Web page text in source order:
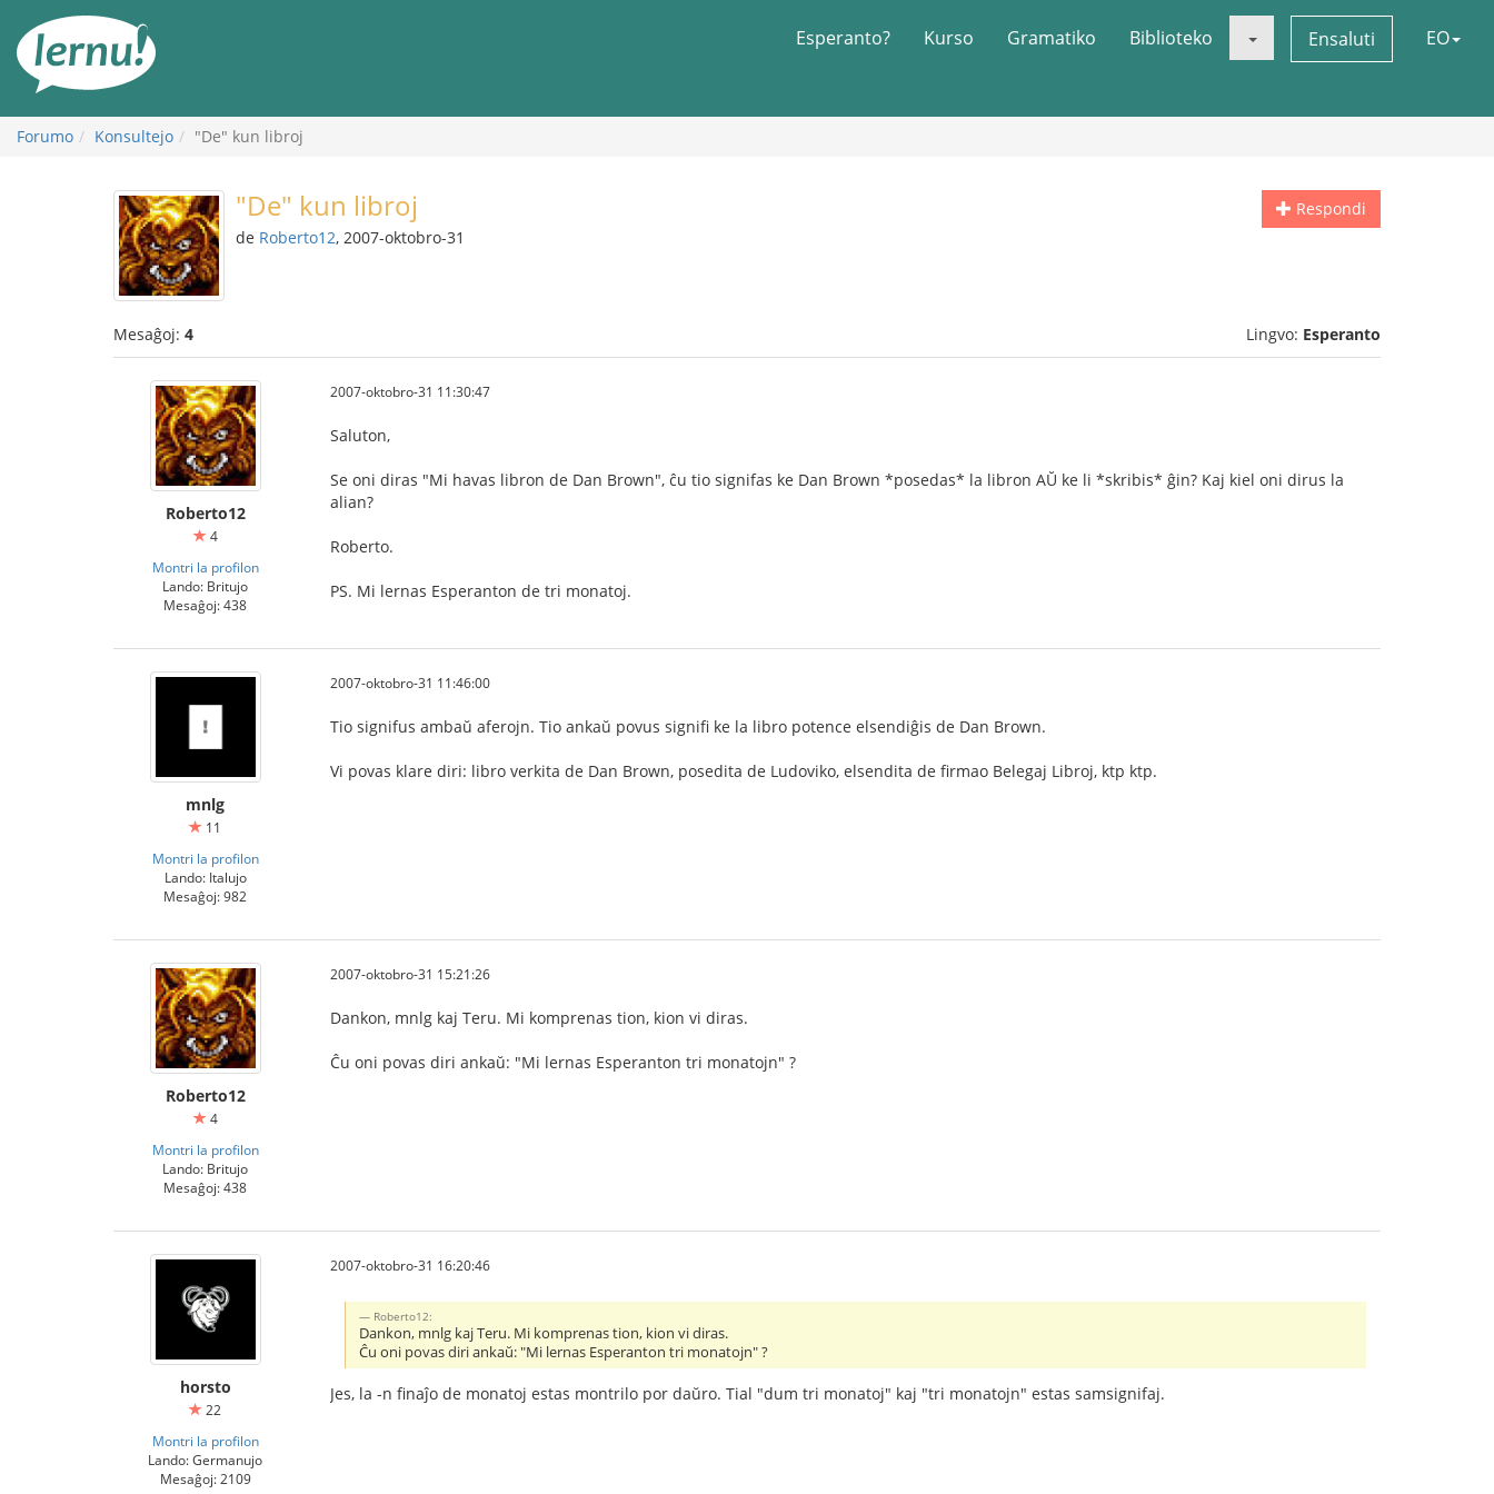
enhavo
Esperanto? Kurso Gramatiko Biblioteko Ensaluti EO
Forumo Konsultejo "De" kun libroj
Respondi
"De" kun libroj
de Roberto12, 2007-oktobro-31
Mesaĝoj: 4 Lingvo: Esperanto
Roberto12
4
Montri la profilon
Lando: Britujo
Mesaĝoj: 438
2007-oktobro-31 11:30:47
Saluton,
Se oni diras "Mi havas libron de Dan Brown", ĉu tio signifas ke Dan Brown *posedas* la libron AŬ ke li *skribis* ĝin? Kaj kiel oni dirus la
alian?
Roberto.
PS. Mi lernas Esperanton de tri monatoj.
mnlg
11
Montri la profilon
Lando: Italujo
Mesaĝoj: 982
2007-oktobro-31 11:46:00
Tio signifus ambaŭ aferojn. Tio ankaŭ povus signifi ke la libro potence elsendiĝis de Dan Brown.
Vi povas klare diri: libro verkita de Dan Brown, posedita de Ludoviko, elsendita de firmao Belegaj Libroj, ktp ktp.
Roberto12
4
Montri la profilon
Lando: Britujo
Mesaĝoj: 438
2007-oktobro-31 15:21:26
Dankon, mnlg kaj Teru. Mi komprenas tion, kion vi diras.
Ĉu oni povas diri ankaŭ: "Mi lernas Esperanton tri monatojn" ?
horsto
22
Montri la profilon
Lando: Germanujo
Mesaĝoj: 2109
2007-oktobro-31 16:20:46
Roberto12:
Dankon, mnlg kaj Teru. Mi komprenas tion, kion vi diras.
Ĉu oni povas diri ankaŭ: "Mi lernas Esperanton tri monatojn" ?
Jes, la -n finaĵo de monatoj estas montrilo por daŭro. Tial "dum tri monatoj" kaj "tri monatojn" estas samsignifaj.